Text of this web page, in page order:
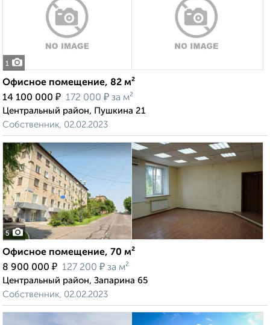
1
Офисное помещение, 82 м²
14 100 000 ₽ 172 000 ₽ за м²
Центральный район, Пушкина 21
Собственник, 02.02.2023
5
Офисное помещение, 70 м²
8 900 000 ₽ 127 200 ₽ за м²
Центральный район, Запарина 65
Собственник, 02.02.2023